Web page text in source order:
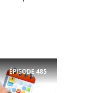
ÉPISODE485